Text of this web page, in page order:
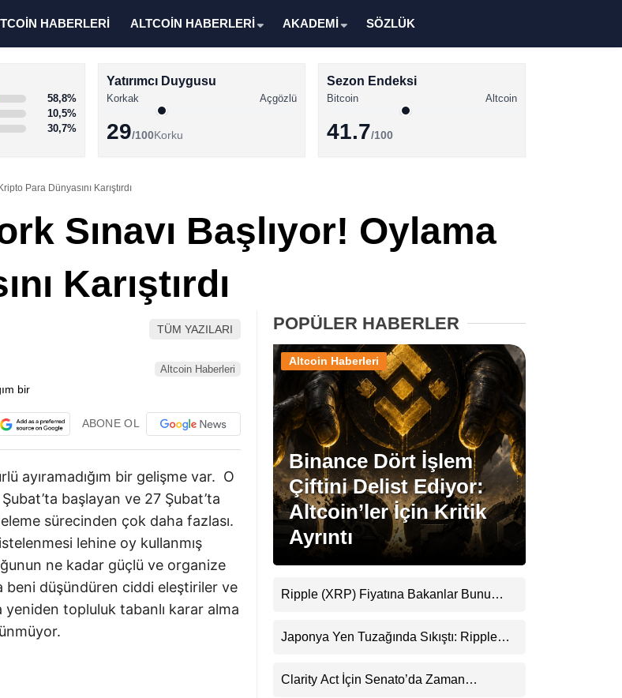
Altcoin Haberleri
XRP Haberleri
Memecoin Haberleri
Stablecoin Haberleri
Facebook
Instagram
HABERLERİ ALTCOİN HABERLERİ AKADEMİ SÖZLÜK
58,8%
10,5%
30,7%
Yatırımcı Duygusu
Korkak Açgözlü
29/100Korku
Sezon Endeksi
Bitcoin Altcoin
41.7/100
Para Dünyasını Karıştırdı
Sınavı Başlıyor! Oylama
Karıştırdı
TÜM YAZILARI
Altcoin Haberleri
ABONE OL
ayıramadığım bir gelişme var. O
başlayan ve 27 Şubat’ta
sürecinden çok daha fazlası.
lehine oy kullanmış
ne kadar güçlü ve organize
beni düşündüren ciddi eleştiriler ve
yeniden topluluk tabanlı karar alma
POPÜLER HABERLER
Binance Dört İşlem
Çiftini Delist Ediyor:
Altcoin’ler İçin Kritik
Ayrıntı
Altcoin Haberleri
Ripple (XRP) Fiyatına Bakanlar Bunu
Uyarı
Japonya Yen Tuzağında Sıkıştı: Ripple
Clarity Act İçin Senato’da Zaman